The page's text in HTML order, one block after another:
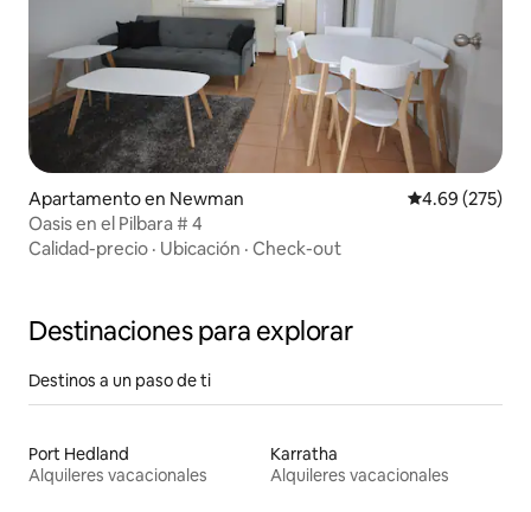
Apartamento en Newman Calificación
4.69 (275)
Oasis en el Pilbara # 4
Calidad-precio · Ubicación · Check-out
Destinaciones para explorar
Destinos a un paso de ti
Port Hedland
Alquileres vacacionales
Karratha
Alquileres vacacionales